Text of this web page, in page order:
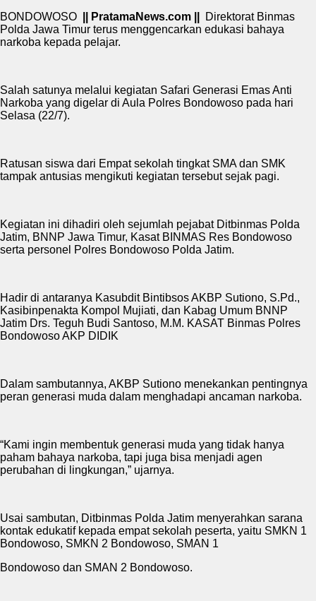
BONDOWOSO || PratamaNews.com ||
Direktorat Binmas
Polda Jawa Timur terus menggencarkan edukasi bahaya
narkoba kepada pelajar.
Salah satunya melalui kegiatan Safari Generasi Emas Anti
Narkoba yang digelar di Aula Polres Bondowoso pada hari
Selasa (22/7).
Ratusan siswa dari Empat sekolah tingkat SMA dan SMK
tampak antusias mengikuti kegiatan tersebut sejak pagi.
Kegiatan ini dihadiri oleh sejumlah pejabat Ditbinmas Polda
Jatim, BNNP Jawa Timur, Kasat BINMAS Res Bondowoso
serta personel Polres Bondowoso Polda Jatim.
Hadir di antaranya Kasubdit Bintibsos AKBP Sutiono, S.Pd.,
Kasibinpenakta Kompol Mujiati, dan Kabag Umum BNNP
Jatim Drs. Teguh Budi Santoso, M.M. KASAT Binmas Polres
Bondowoso AKP DIDIK
Dalam sambutannya, AKBP Sutiono menekankan pentingnya
peran generasi muda dalam menghadapi ancaman narkoba.
“Kami ingin membentuk generasi muda yang tidak hanya
paham bahaya narkoba, tapi juga bisa menjadi agen
perubahan di lingkungan,” ujarnya.
Usai sambutan, Ditbinmas Polda Jatim menyerahkan sarana
kontak edukatif kepada empat sekolah peserta, yaitu SMKN 1
Bondowoso, SMKN 2 Bondowoso, SMAN 1
Bondowoso dan SMAN 2 Bondowoso.